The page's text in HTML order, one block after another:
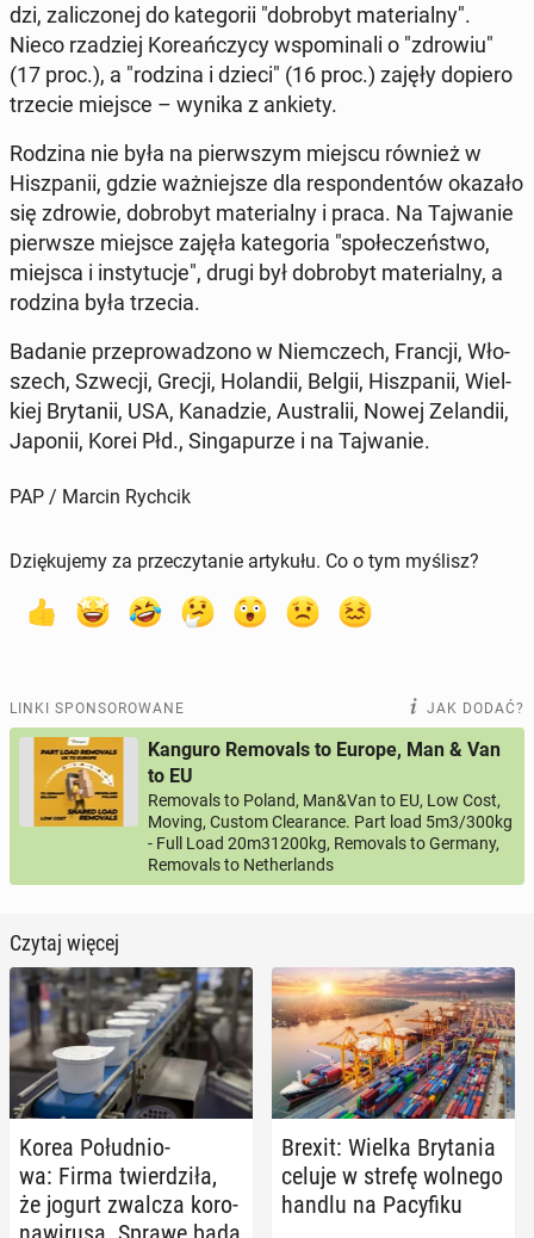
dzi, za­li­czo­nej do ka­te­go­rii "do­bro­byt ma­te­rial­ny".
Nieco rza­dziej Ko­re­ań­czy­cy wspo­mi­na­li o "zdrowiu"
(17 proc.), a "rodzina i dzieci" (16 proc.) zajęły dopiero
trzecie miejsce – wynika z ankiety.
Rodzina nie była na pierw­szym miejscu również w
Hisz­pa­nii, gdzie waż­niej­sze dla re­spon­den­tów okazało
się zdrowie, do­bro­byt ma­te­rial­ny i praca. Na Taj­wa­nie
pierw­sze miejsce zajęła ka­te­go­ria "spo­łe­czeń­stwo,
miejsca i in­sty­tu­cje", drugi był do­bro­byt ma­te­rial­ny, a
rodzina była trzecia.
Badanie prze­pro­wa­dzo­no w Niem­czech, Francji, Wło­
szech, Szwecji, Grecji, Ho­lan­dii, Belgii, Hisz­pa­nii, Wiel­
kiej Bry­ta­nii, USA, Ka­na­dzie, Au­stra­lii, Nowej Ze­lan­dii,
Japonii, Korei Płd., Sin­ga­pu­rze i na Taj­wa­nie.
PAP / Marcin Rychcik
Dziękujemy za przeczytanie artykułu. Co o tym myślisz?
LINKI SPONSOROWANE JAK DODAĆ?
Kanguro Removals to Europe, Man & Van
to EU
Removals to Poland, Man&Van to EU, Low Cost,
Moving, Custom Clearance. Part load 5m3/300kg
- Full Load 20m31200kg, Removals to Germany,
Removals to Netherlands
Czytaj więcej
Korea Po­łu­dnio­
wa: Firma twier­dzi­ła,
że jogurt zwalcza ko­ro­
Brexit: Wielka Bry­ta­nia
celuje w strefę wolnego
handlu na Pa­cy­fi­ku